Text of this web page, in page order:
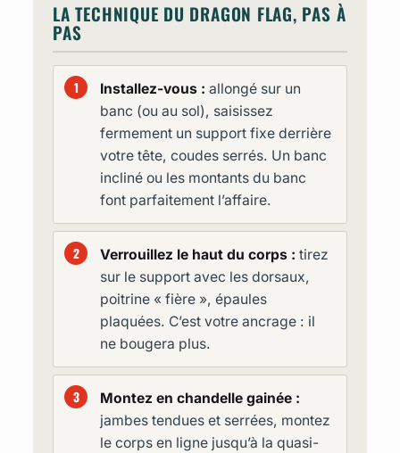
LA TECHNIQUE DU DRAGON FLAG, PAS À
PAS
Installez-vous : allongé sur un
banc (ou au sol), saisissez
fermement un support fixe derrière
votre tête, coudes serrés. Un banc
incliné ou les montants du banc
font parfaitement l’affaire.
Verrouillez le haut du corps : tirez
sur le support avec les dorsaux,
poitrine « fière », épaules
plaquées. C’est votre ancrage : il
ne bougera plus.
Montez en chandelle gainée :
jambes tendues et serrées, montez
le corps en ligne jusqu’à la quasi-